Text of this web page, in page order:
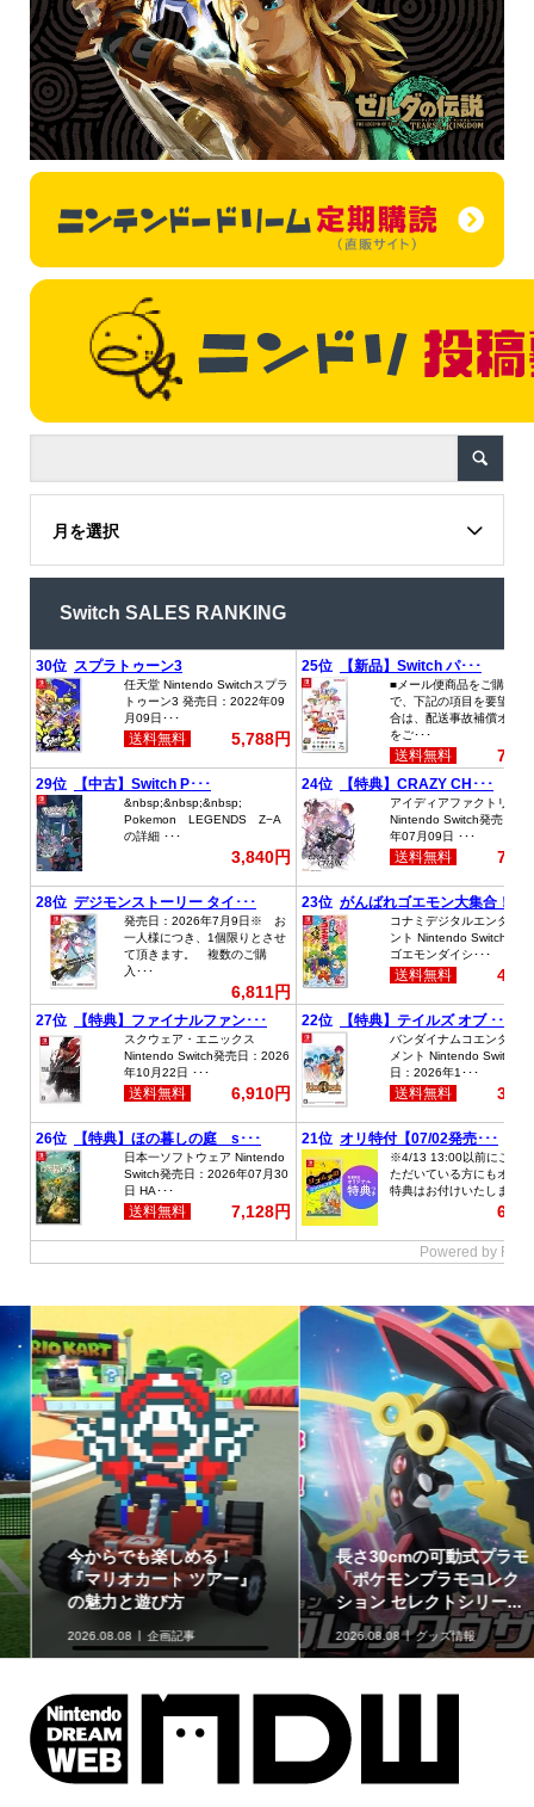
月を選択
Switch SALES RANKING
今からでも楽しめる！
『マリオカート ツアー』
の魅力と遊び方
2026.08.08 企画記事
長さ30cmの可動式プラモ
「ポケモンプラモコレク
ション セレクトシリー...
2026.08.08 グッズ情報